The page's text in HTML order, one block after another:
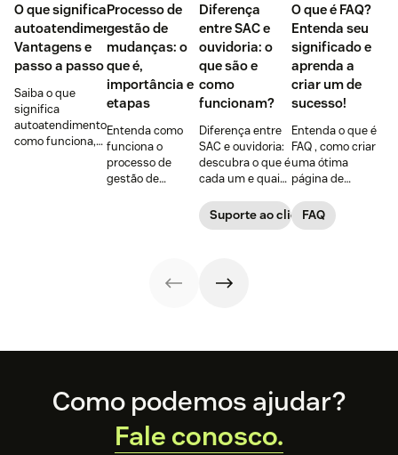
O que significa
autoatendimento?
Vantagens e
passo a passo
Saiba o que
significa
autoatendimento,
como funciona,
Processo de
gestão de
mudanças: o
que é,
importância e
etapas
Entenda como
funciona o
processo de
gestão de
transição suave.
Diferença
entre SAC e
ouvidoria: o
que são e
como
funcionam?
Diferença entre
SAC e ouvidoria:
descubra o que é
cada um e quais
ferramentas
necessárias para
na sua empresa.
Suporte ao cliente
O que é FAQ?
Entenda seu
significado e
aprenda a
criar um de
sucesso!
Entenda o que é
FAQ , como criar
uma ótima
página de
Frequentes,
formato ideal,
FAQ
FooterComo podemos ajudar?
Fale conosco.